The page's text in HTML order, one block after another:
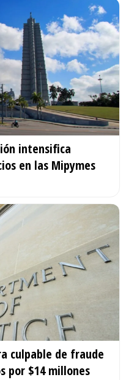
intensifica
en las Mipymes
culpable de fraude
por $14 millones